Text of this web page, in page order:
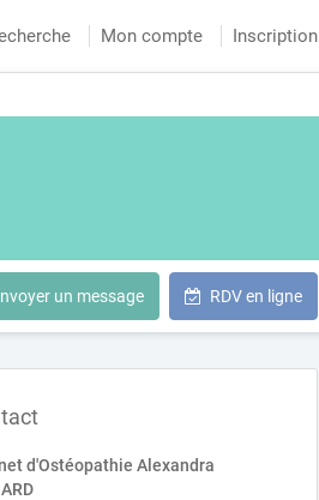
Mon compte Inscription
un message RDV en ligne
d'Ostéopathie Alexandra